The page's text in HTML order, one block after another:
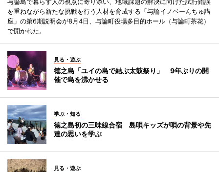
を重ねながら新たな挑戦を行う人材を育成する「与論イノベーんちゅ講
座」の第6期説明会が8月4日、与論町役場多目的ホール（与論町茶花）
で開かれた。
見る・遊ぶ
徳之島「ユイの島で結ぶ太鼓祭り」 9年ぶりの開
催で島を沸かせる
学ぶ・知る
徳之島初の三味線合宿 島唄キッズが唄の背景や先
達の思いを学ぶ
見る・遊ぶ